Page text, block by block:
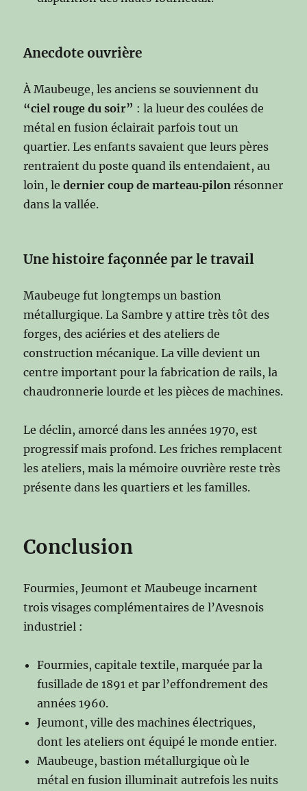
Anecdote ouvrière
À Maubeuge, les anciens se souviennent du
“ciel rouge du soir” : la lueur des coulées de
métal en fusion éclairait parfois tout un
quartier. Les enfants savaient que leurs pères
rentraient du poste quand ils entendaient, au
loin, ledernier coup de marteau‑pilon résonner
dans la vallée.
Une histoire façonnée par le travail
Maubeuge fut longtemps un bastion
métallurgique. La Sambre y attire très tôt des
forges, des aciéries et des ateliers de
construction mécanique. La ville devient un
centre important pour la fabrication de rails, la
chaudronnerie lourde et les pièces de machines.
Le déclin, amorcé dans les années 1970, est
progressif mais profond. Les friches remplacent
les ateliers, mais la mémoire ouvrière reste très
présente dans les quartiers et les familles.
Conclusion
Fourmies, Jeumont et Maubeuge incarnent
trois visages complémentaires de l’Avesnois
industriel :
Fourmies, capitale textile, marquée par la
fusillade de 1891 et par l’effondrement des
années 1960.
Jeumont, ville des machines électriques,
dont les ateliers ont équipé le monde entier.
Maubeuge, bastion métallurgique où le
métal en fusion illuminait autrefois les nuits